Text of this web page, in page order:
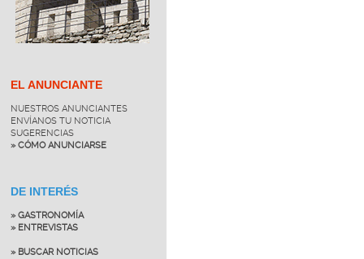
EL ANUNCIANTE
NUESTROS ANUNCIANTES
ENVÍANOS TU NOTICIA
SUGERENCIAS
» CÓMO ANUNCIARSE
DE INTERÉS
» GASTRONOMÍA
» ENTREVISTAS
» BUSCAR NOTICIAS